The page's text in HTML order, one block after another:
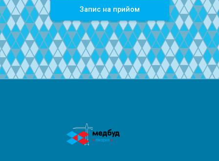
Запиc на прийом